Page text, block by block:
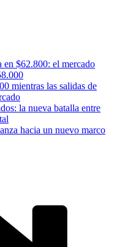
en $62.800: el mercado
mientras las salidas de
la nueva batalla entre
hacia un nuevo marco